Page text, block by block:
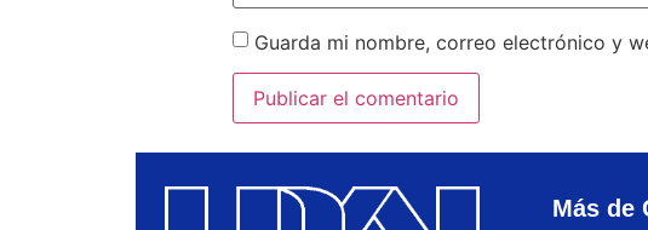
Guarda mi nombre, correo electrónico y
Más de